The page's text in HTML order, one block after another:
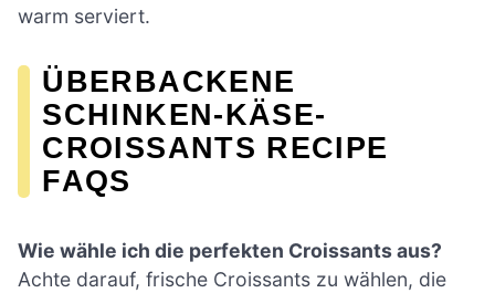
warm serviert.
ÜBERBACKENE
SCHINKEN-KÄSE-
CROISSANTS RECIPE
FAQS
Wie wähle ich die perfekten Croissants aus?
Achte darauf, frische Croissants zu wählen, die